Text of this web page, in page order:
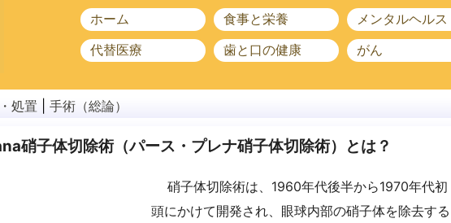
ホーム 食事と栄養 メンタルヘルス
代替医療
歯と口の健康 がん
処置 手術（総論）
硝子体切除術（パース・プレナ硝子体切除術）とは？
硝子体切除術は、1960年代後半から1970年代初
頭にかけて開発され、眼球内部の硝子体を除去する